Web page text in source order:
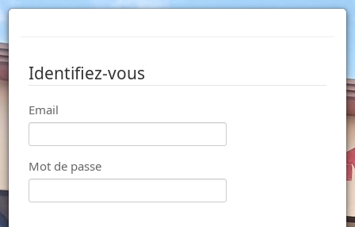
Identifiez-vous
Email
Mot de passe